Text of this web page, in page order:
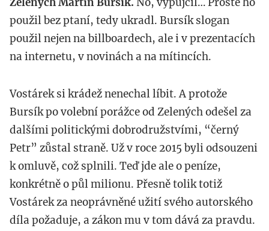
použil bez ptaní, tedy ukradl. Bursík slogan
použil nejen na billboardech, ale i v prezentacích
na internetu, v novinách a na mítincích.
Vostárek si krádež nenechal líbit. A protože
Bursík po volební porážce od Zelených odešel za
dalšími politickými dobrodružstvími, “černý
Petr” zůstal straně. Už v roce 2015 byli odsouzeni
k omluvě, což splnili. Teď jde ale o peníze,
konkrétně o půl milionu. Přesně tolik totiž
Vostárek za neoprávněné užití svého autorského
díla požaduje, a zákon mu v tom dává za pravdu.